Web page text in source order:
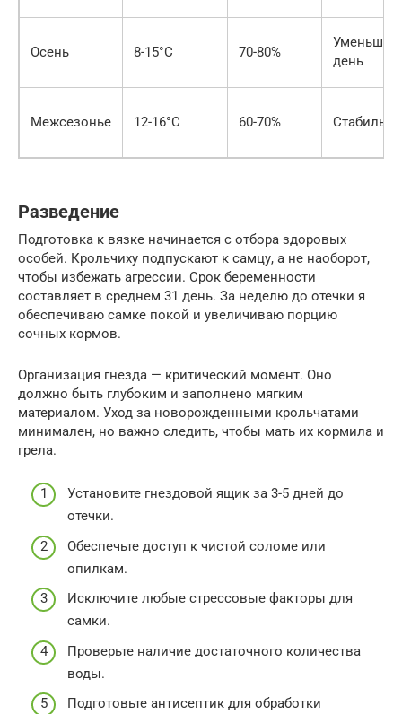
Осень 8-15°C 70-80%
день
Межсезонье 12-16°C 60-70%
Разведение
Подготовка к вязке начинается с отбора здоровых
особей. Крольчиху подпускают к самцу, а не наоборот,
чтобы избежать агрессии. Срок беременности
составляет в среднем 31 день. За неделю до отечки я
обеспечиваю самке покой и увеличиваю порцию
сочных кормов.
Организация гнезда — критический момент. Оно
должно быть глубоким и заполнено мягким
материалом. Уход за новорожденными крольчатами
минимален, но важно следить, чтобы мать их кормила и
грела.
Установите гнездовой ящик за 3-5 дней до
отечки.
Обеспечьте доступ к чистой соломе или
опилкам.
Исключите любые стрессовые факторы для
самки.
Проверьте наличие достаточного количества
воды.
Подготовьте антисептик для обработки